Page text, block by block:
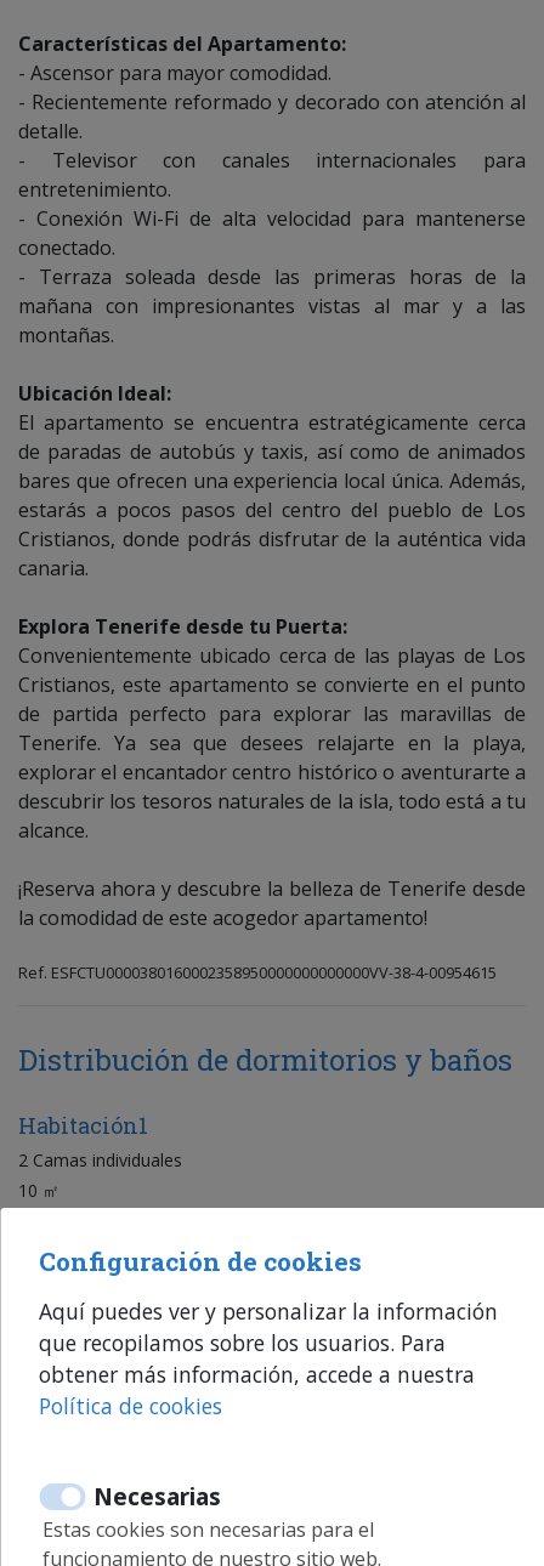
Características del Apartamento:
- Ascensor para mayor comodidad.
- Recientemente reformado y decorado con atención al
detalle.
- Televisor con canales internacionales para
entretenimiento.
- Conexión Wi-Fi de alta velocidad para mantenerse
conectado.
- Terraza soleada desde las primeras horas de la
mañana con impresionantes vistas al mar y a las
montañas.
Ubicación Ideal:
El apartamento se encuentra estratégicamente cerca
de paradas de autobús y taxis, así como de animados
bares que ofrecen una experiencia local única. Además,
estarás a pocos pasos del centro del pueblo de Los
Cristianos, donde podrás disfrutar de la auténtica vida
canaria.
Explora Tenerife desde tu Puerta:
Convenientemente ubicado cerca de las playas de Los
Cristianos, este apartamento se convierte en el punto
de partida perfecto para explorar las maravillas de
Tenerife. Ya sea que desees relajarte en la playa,
explorar el encantador centro histórico o aventurarte a
descubrir los tesoros naturales de la isla, todo está a tu
alcance.
¡Reserva ahora y descubre la belleza de Tenerife desde
la comodidad de este acogedor apartamento!
Ref. ESFCTU0000380160002358950000000000000VV-38-4-00954615
Distribución de dormitorios y baños
Habitación1
2 Camas individuales
10 ㎡
Baño1
Ducha
Equipamiento
Ascensor
Configuración de cookies
Aquí puedes ver y personalizar la información
que recopilamos sobre los usuarios. Para
obtener más información, accede a nuestra
Política de cookies
Necesarias
Estas cookies son necesarias para el
funcionamiento de nuestro sitio web.